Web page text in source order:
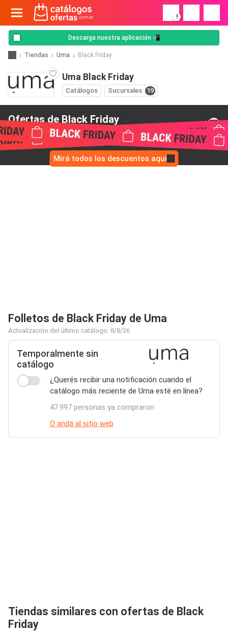
!
Descarga nuestra aplicación 📲
Tiendas Uma Black Friday
Uma Black Friday
Catálogos Sucursales 19
Ofertas de Black Friday
de Uma
Mirá todos los descuentos aquí
Folletos de Black Friday de Uma
Actualización del último catálogo: 8/8/26
Temporalmente sin
catálogo
¿Querés recibir una notificación cuando el
catálogo más reciente de Uma esté en línea?
47.997 personas ya compraron
O andá al sitio web
Tiendas similares con ofertas de Black
Friday